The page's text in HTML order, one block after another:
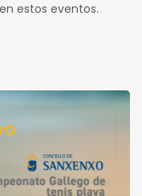
estos eventos.